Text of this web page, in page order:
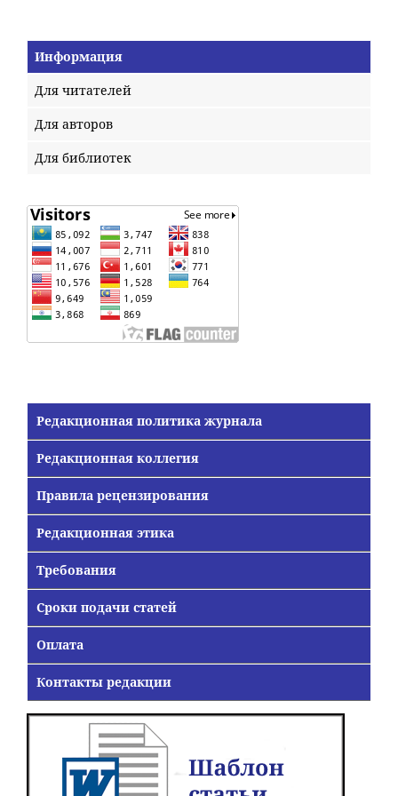
Информация
Для читателей
Для авторов
Для библиотек
Редакционная политика журнала
Редакционная коллегия
Правила рецензирования
Редакционная этика
Требования
Сроки подачи статей
Оплата
Контакты редакции